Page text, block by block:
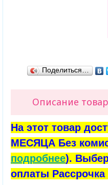
Поделиться…
Описание
На этот товар
МЕСЯЦА Без
подробнее).
оплаты Рассрочка